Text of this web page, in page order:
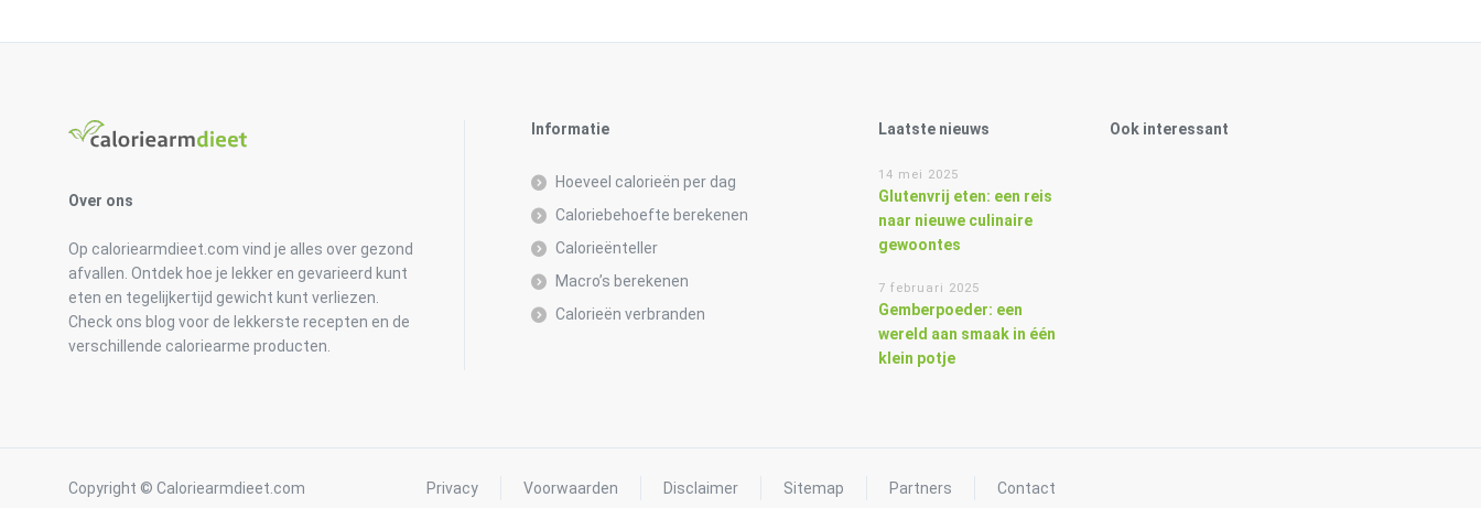
Over ons
Op caloriearmdieet.com vind je alles over gezond
afvallen. Ontdek hoe je lekker en gevarieerd kunt
eten en tegelijkertijd gewicht kunt verliezen.
Check ons blog voor de lekkerste recepten en de
verschillende caloriearme producten.
Informatie
Hoeveel calorieën per dag
Caloriebehoefte berekenen
Calorieënteller
Macro’s berekenen
Calorieën verbranden
Laatste nieuws
14 mei 2025
Glutenvrij eten: een reis
naar nieuwe culinaire
gewoontes
7 februari 2025
Gemberpoeder: een
wereld aan smaak in één
klein potje
Ook interessant
Copyright © Caloriearmdieet.com Privacy Voorwaarden Disclaimer Sitemap Partners Contact